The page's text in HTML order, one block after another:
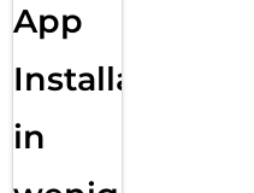
App
Installation
in